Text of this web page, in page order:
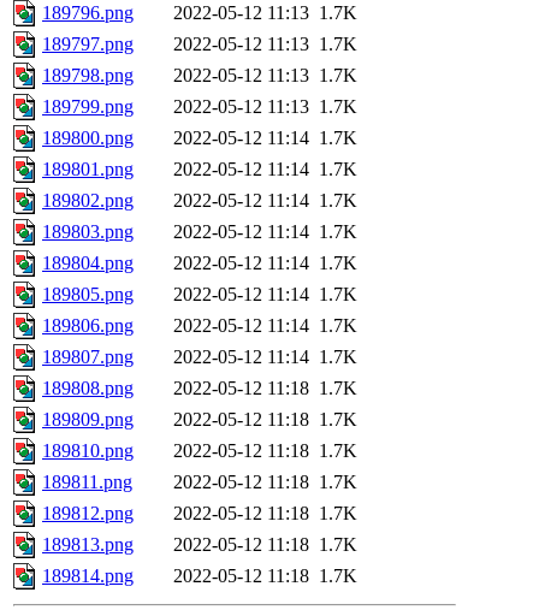
189796.png
2022-05-12 11:13 1.7K
189797.png
2022-05-12 11:13 1.7K
189798.png
2022-05-12 11:13 1.7K
189799.png
2022-05-12 11:13 1.7K
189800.png
2022-05-12 11:14 1.7K
189801.png
2022-05-12 11:14 1.7K
189802.png
2022-05-12 11:14 1.7K
189803.png
2022-05-12 11:14 1.7K
189804.png
2022-05-12 11:14 1.7K
189805.png
2022-05-12 11:14 1.7K
189806.png
2022-05-12 11:14 1.7K
189807.png
2022-05-12 11:14 1.7K
189808.png
2022-05-12 11:18 1.7K
189809.png
2022-05-12 11:18 1.7K
189810.png
2022-05-12 11:18 1.7K
189811.png
2022-05-12 11:18 1.7K
189812.png
2022-05-12 11:18 1.7K
189813.png
2022-05-12 11:18 1.7K
189814.png
2022-05-12 11:18 1.7K